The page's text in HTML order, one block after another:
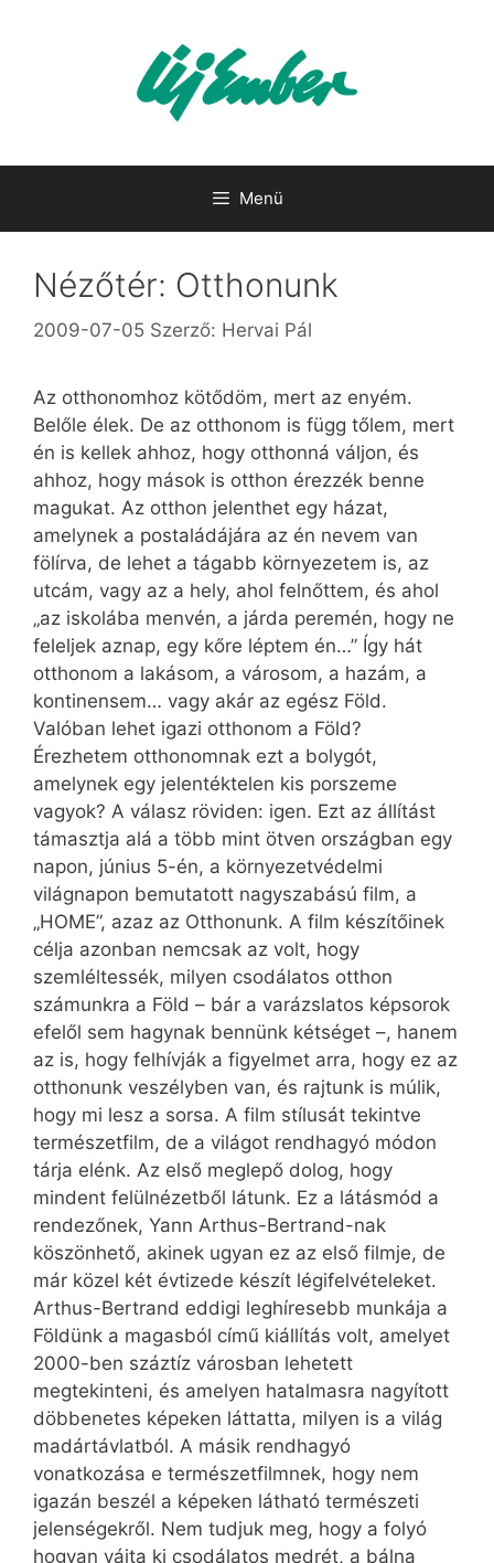
Menü
Nézőtér: Otthonunk
2009-07-05 Szerző: Hervai Pál
Az otthonomhoz kötődöm, mert az enyém.
Belőle élek. De az otthonom is függ tőlem, mert
én is kellek ahhoz, hogy otthonná váljon, és
ahhoz, hogy mások is otthon érezzék benne
magukat. Az otthon jelenthet egy házat,
amelynek a postaládájára az én nevem van
fölírva, de lehet a tágabb környezetem is, az
utcám, vagy az a hely, ahol felnőttem, és ahol
„az iskolába menvén, a járda peremén, hogy ne
feleljek aznap, egy kőre léptem én…” Így hát
otthonom a lakásom, a városom, a hazám, a
kontinensem… vagy akár az egész Föld.
Valóban lehet igazi otthonom a Föld?
Érezhetem otthonomnak ezt a bolygót,
amelynek egy jelentéktelen kis porszeme
vagyok? A válasz röviden: igen. Ezt az állítást
támasztja alá a több mint ötven országban egy
napon, június 5-én, a környezetvédelmi
világnapon bemutatott nagyszabású film, a
„HOME”, azaz az Otthonunk. A film készítőinek
célja azonban nemcsak az volt, hogy
szemléltessék, milyen csodálatos otthon
számunkra a Föld – bár a varázslatos képsorok
efelől sem hagynak bennünk kétséget –, hanem
az is, hogy felhívják a figyelmet arra, hogy ez az
otthonunk veszélyben van, és rajtunk is múlik,
hogy mi lesz a sorsa. A film stílusát tekintve
természetfilm, de a világot rendhagyó módon
tárja elénk. Az első meglepő dolog, hogy
mindent felülnézetből látunk. Ez a látásmód a
rendezőnek, Yann Arthus-Bertrand-nak
köszönhető, akinek ugyan ez az első filmje, de
már közel két évtizede készít légifelvételeket.
Arthus-Bertrand eddigi leghíresebb munkája a
Földünk a magasból című kiállítás volt, amelyet
2000-ben száztíz városban lehetett
megtekinteni, és amelyen hatalmasra nagyított
döbbenetes képeken láttatta, milyen is a világ
madártávlatból. A másik rendhagyó
vonatkozása e természetfilmnek, hogy nem
igazán beszél a képeken látható természeti
jelenségekről. Nem tudjuk meg, hogy a folyó
hogyan vájta ki csodálatos medrét, a bálna